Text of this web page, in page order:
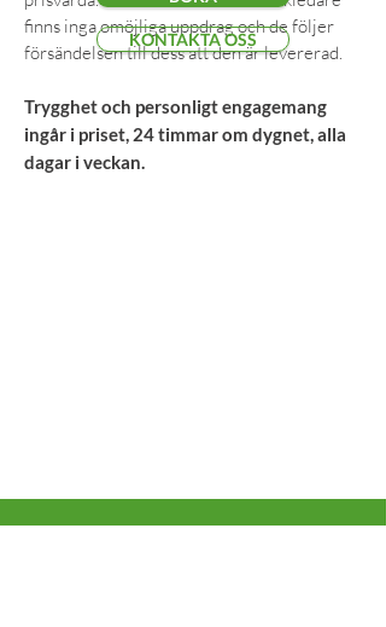
finns inga omöjliga uppdrag och de följer
försändelsen till dess att den är levererad.
Trygghet och personligt engagemang
ingår i priset, 24 timmar om dygnet, alla
dagar i veckan.
KONTAKTA OSS